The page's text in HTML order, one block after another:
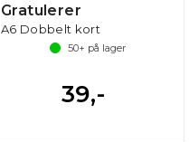
Gratulerer
A6 Dobbelt kort
50+ på lager
39,-